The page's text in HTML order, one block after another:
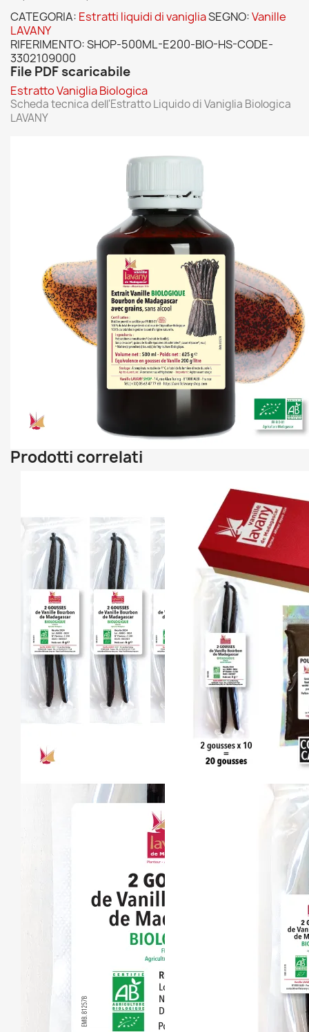
CATEGORIA: Estratti liquidi di vanigliaSEGNO:Vanille
LAVANY
RIFERIMENTO:SHOP-500ML-E200-BIO-HS-CODE-
3302109000
File PDF scaricabile
Estratto Vaniglia Biologica
Scheda tecnica dell'Estratto Liquido di Vaniglia Biologica
LAVANY
Prodotti correlati